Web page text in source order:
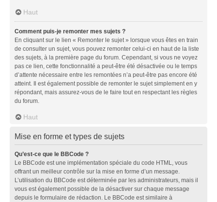
Haut
Comment puis-je remonter mes sujets ?
En cliquant sur le lien « Remonter le sujet » lorsque vous êtes en train
de consulter un sujet, vous pouvez remonter celui-ci en haut de la liste
des sujets, à la première page du forum. Cependant, si vous ne voyez
pas ce lien, cette fonctionnalité a peut-être été désactivée ou le temps
d’attente nécessaire entre les remontées n’a peut-être pas encore été
atteint. Il est également possible de remonter le sujet simplement en y
répondant, mais assurez-vous de le faire tout en respectant les règles
du forum.
Haut
Mise en forme et types de sujets
Qu’est-ce que le BBCode ?
Le BBCode est une implémentation spéciale du code HTML, vous
offrant un meilleur contrôle sur la mise en forme d’un message.
L’utilisation du BBCode est déterminée par les administrateurs, mais il
vous est également possible de la désactiver sur chaque message
depuis le formulaire de rédaction. Le BBCode est similaire à